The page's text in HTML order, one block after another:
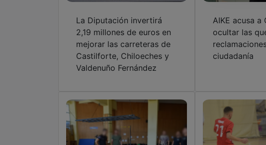
La Diputación invertirá
2,19 millones de euros en
mejorar las carreteras de
Castilforte, Chiloeches y
Valdenuño Fernández
AIKE acusa a
ocultar las
ciudadanía